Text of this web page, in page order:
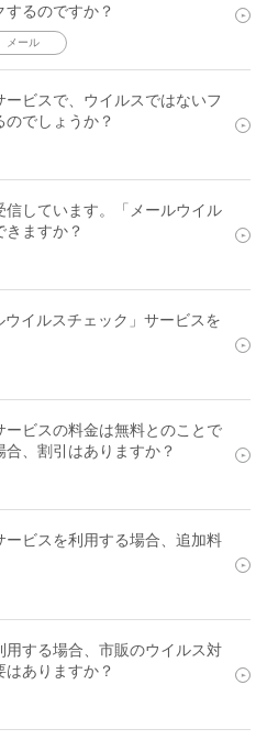
るのですか？
メール
ービスで、ウイルスではないフ
のでしょうか？
しています。「メールウイル
きますか？
イルスチェック」サービスを
ービスの料金は無料とのことで
、割引はありますか？
ービスを利用する場合、追加料
する場合、市販のウイルス対
ありますか？